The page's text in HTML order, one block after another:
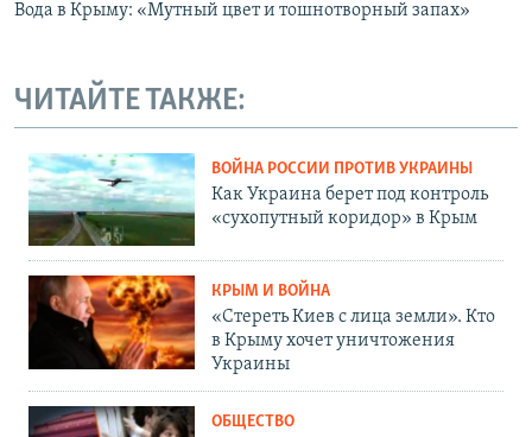
Вода в Крыму: «Мутный цвет и тошнотворный запах»
ЧИТАЙТЕ ТАКЖЕ:
ВОЙНА РОССИИ ПРОТИВ УКРАИНЫ
Как Украина берет под контроль
«сухопутный коридор» в Крым
КРЫМ И ВОЙНА
«Стереть Киев с лица земли». Кто
в Крыму хочет уничтожения
Украины
ОБЩЕСТВО